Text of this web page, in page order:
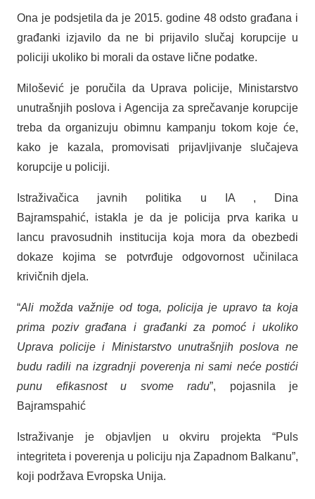
Ona je podsjetila da je 2015. godine 48 odsto građana i
građanki izjavilo da ne bi prijavilo slučaj korupcije u
policiji ukoliko bi morali da ostave lične podatke.
Milošević je poručila da Uprava policije, Ministarstvo
unutrašnjih poslova i Agencija za sprečavanje korupcije
treba da organizuju obimnu kampanju tokom koje će,
kako je kazala, promovisati prijavljivanje slučajeva
korupcije u policiji.
Istraživačica javnih politika u IA , Dina
Bajramspahić, istakla je da je policija prva karika u
lancu pravosudnih institucija koja mora da obezbedi
dokaze kojima se potvrđuje odgovornost učinilaca
krivičnih djela.
“Ali možda važnije od toga, policija je upravo ta koja
prima poziv građana i građanki za pomoć i ukoliko
Uprava policije i Ministarstvo unutrašnjih poslova ne
budu radili na izgradnji poverenja ni sami neće postići
punu efikasnost u svome radu”, pojasnila je
Bajramspahić
Istraživanje je objavljen u okviru projekta “Puls
integriteta i poverenja u policiju nja Zapadnom Balkanu”,
koji podržava Evropska Unija.